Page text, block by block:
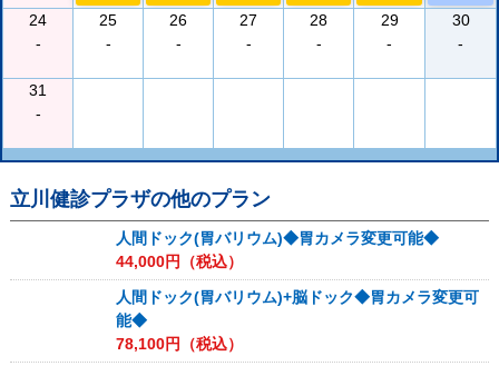
24
-
25
-
26
-
27
-
28
-
29
-
30
-
31
-
立川健診プラザの他のプラン
人間ドック(胃バリウム)◆胃カメラ変更可能◆
44,000円（税込）
人間ドック(胃バリウム)+脳ドック◆胃カメラ変更可
能◆
78,100円（税込）